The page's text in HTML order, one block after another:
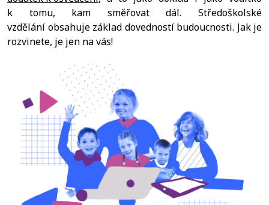
k tomu, kam směřovat dál. Středoškolské
vzdělání obsahuje základ dovedností budoucnosti. Jak je
rozvinete, je jen na vás!